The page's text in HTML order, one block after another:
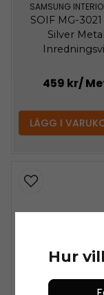
SAMSUNG
SOIF MG-
Silver
459 kr/
LÄGG I
Hur